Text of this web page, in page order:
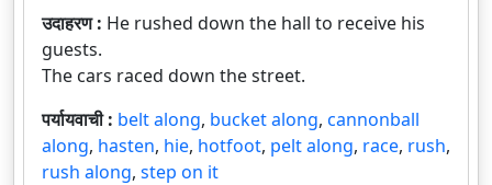
उदाहरण : He rushed down the hall to receive his
guests.
The cars raced down the street.
पर्यायवाची : belt along, bucket along, cannonball
along, hasten, hie, hotfoot, pelt along, race, rush,
rush along, step on it